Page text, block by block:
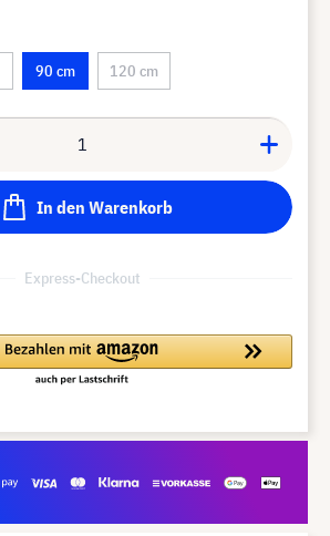
90 cm 120 cm
In den Warenkorb
Express-Checkout